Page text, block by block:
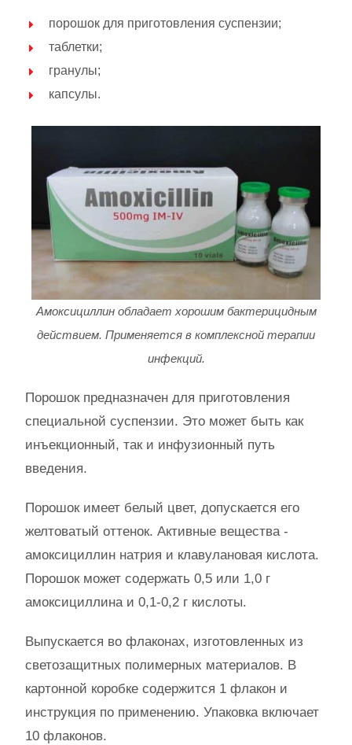
порошок для приготовления суспензии;
таблетки;
гранулы;
капсулы.
Амоксициллин обладает хорошим бактерицидным
действием. Применяется в комплексной терапии
инфекций.
Порошок предназначен для приготовления
специальной суспензии. Это может быть как
инъекционный, так и инфузионный путь
введения.
Порошок имеет белый цвет, допускается его
желтоватый оттенок. Активные вещества -
амоксициллин натрия и клавулановая кислота.
Порошок может содержать 0,5 или 1,0 г
амоксициллина и 0,1-0,2 г кислоты.
Выпускается во флаконах, изготовленных из
светозащитных полимерных материалов. В
картонной коробке содержится 1 флакон и
инструкция по применению. Упаковка включает
10 флаконов.